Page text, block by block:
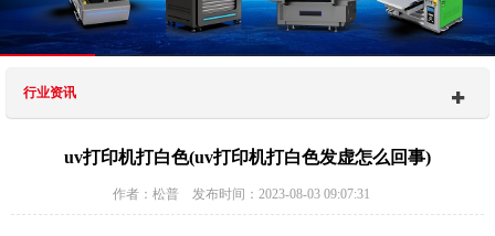
行业资讯
uv打印机打白色(uv打印机打白色发虚怎么回事)
作者：松普 发布时间：2023-08-03 09:07:31